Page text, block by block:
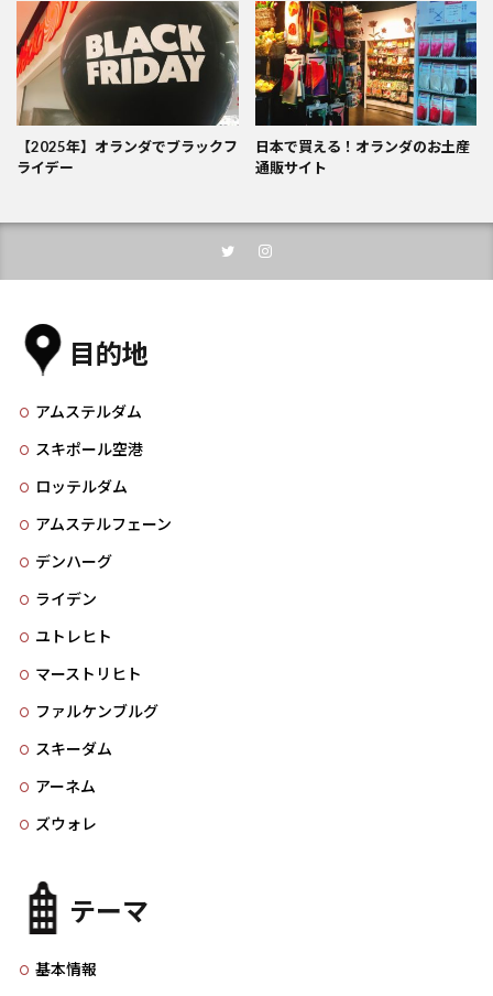
【2025年】オランダでブラックフ
ライデー
日本で買える！オランダのお土産
通販サイト
目的地
アムステルダム
スキポール空港
ロッテルダム
アムステルフェーン
デンハーグ
ライデン
ユトレヒト
マーストリヒト
ファルケンブルグ
スキーダム
アーネム
ズウォレ
テーマ
基本情報